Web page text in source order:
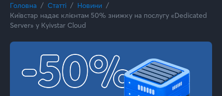
Головна Статті
Новини
Київстар надає клієнтам 50% знижку на послугу «Dedicated
Server» у Kyivstar Cloud